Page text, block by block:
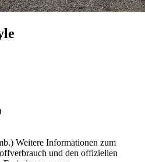
Weitere Informationen zum
und den offiziellen